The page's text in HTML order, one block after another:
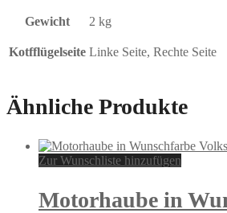
Gewicht 2 kg
Kotfflügelseite Linke Seite, Rechte Seite
Ähnliche Produkte
Zur Wunschliste hinzufügen
Motorhaube in